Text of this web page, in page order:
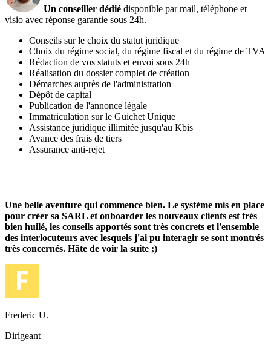
Un conseiller dédié disponible par mail, téléphone et
visio avec réponse garantie sous 24h.
Conseils sur le choix du statut juridique
Choix du régime social, du régime fiscal et du régime de TVA
Rédaction de vos statuts et envoi sous 24h
Réalisation du dossier complet de création
Démarches auprès de l'administration
Dépôt de capital
Publication de l'annonce légale
Immatriculation sur le Guichet Unique
Assistance juridique illimitée jusqu'au Kbis
Avance des frais de tiers
Assurance anti-rejet
Une belle aventure qui commence bien. Le système mis en place
pour créer sa SARL et onboarder les nouveaux clients est très
bien huilé, les conseils apportés sont très concrets et l'ensemble
des interlocuteurs avec lesquels j'ai pu interagir se sont montrés
très concernés. Hâte de voir la suite ;)
Frederic U.
Dirigeant